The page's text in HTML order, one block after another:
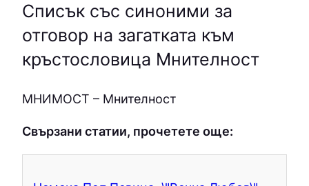
Списък със синоними за
отговор на загатката към
кръстословица Мнителност
МНИМOCТ – Мнителност
Свързани статии, прочетете още: